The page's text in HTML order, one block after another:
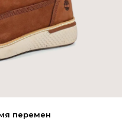
перемен